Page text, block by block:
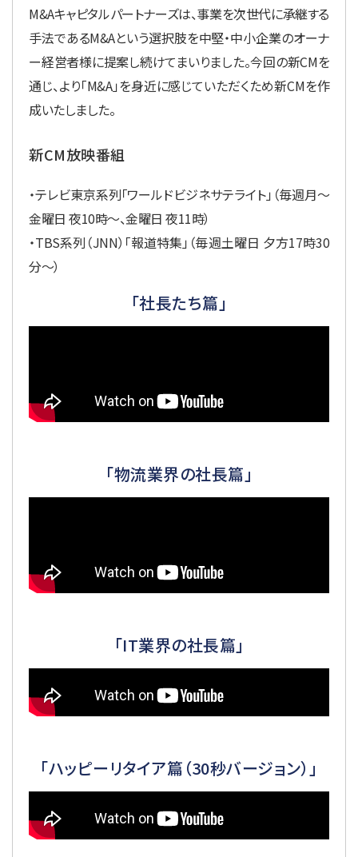
M&Aキャピタルパートナーズは、事業を次世代に承継する
手法であるM&Aという選択肢を中堅・中小企業のオーナ
ー経営者様に提案し続けてまいりました。今回の新CMを
通じ、より「M&A」を身近に感じていただくため新CMを作
成いたしました。
新CM放映番組
・テレビ東京系列「ワールドビジネサテライト」（毎週月～
金曜日 夜10時～、金曜日 夜11時）
・TBS系列（JNN）「報道特集」（毎週土曜日 夕方17時30
分～）
「社長たち篇」
「物流業界の社長篇」
「IT業界の社長篇」
「ハッピーリタイア篇（30秒バージョン）」